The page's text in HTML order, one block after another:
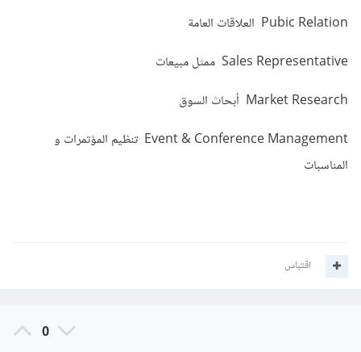
Pubic Relation العلاقات العامة
Sales Representative ممثل مبيعات
Market Research أبحاث السوق
Event & Conference Management تنظيم المؤتمرات و
المناسبات
اقتباس
0